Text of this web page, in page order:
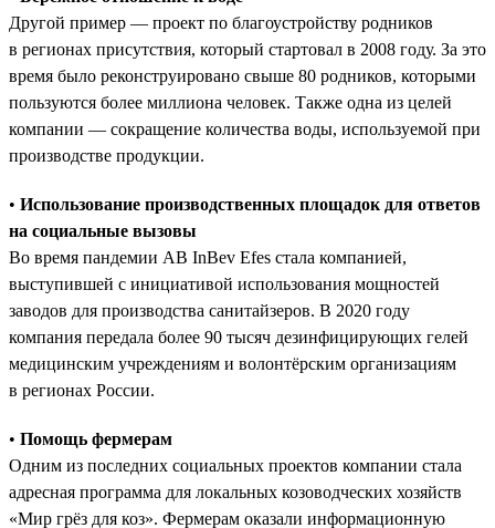
Другой пример — проект по благоустройству родников
в регионах присутствия, который стартовал в 2008 году. За это
время было реконструировано свыше 80 родников, которыми
пользуются более миллиона человек. Также одна из целей
компании — сокращение количества воды, используемой при
производстве продукции.
• Использование производственных площадок для ответов
на социальные вызовы
Во время пандемии AB InBev Efes стала компанией,
выступившей с инициативой использования мощностей
заводов для производства санитайзеров. В 2020 году
компания передала более 90 тысяч дезинфицирующих гелей
медицинским учреждениям и волонтёрским организациям
в регионах России.
• Помощь фермерам
Одним из последних социальных проектов компании стала
адресная программа для локальных козоводческих хозяйств
«Мир грёз для коз». Фермерам оказали информационную